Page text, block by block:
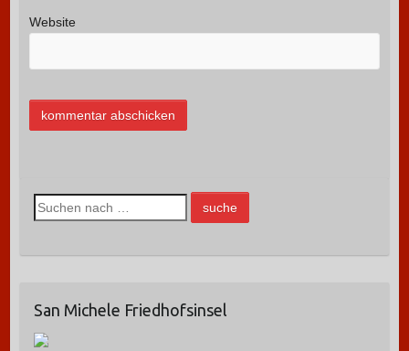
Website
S
u
n
n
San Michele Friedhofsinsel